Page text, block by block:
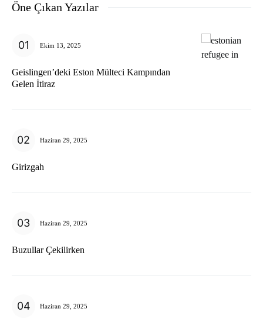
Öne Çıkan Yazılar
Ekim 13, 2025
Geislingen’deki Eston Mülteci Kampından
Gelen İtiraz
Haziran 29, 2025
Girizgah
Haziran 29, 2025
Buzullar Çekilirken
Haziran 29, 2025